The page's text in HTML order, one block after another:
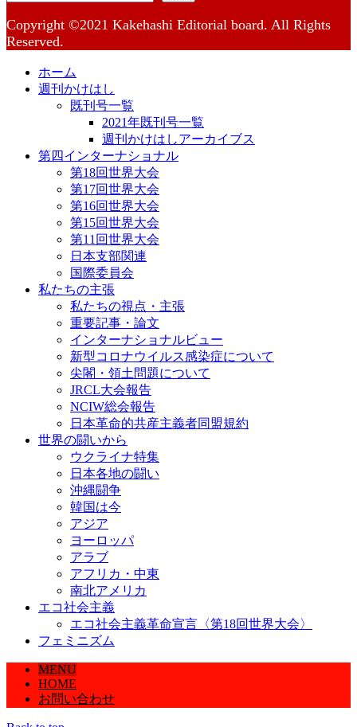
Copyright ©2021 Kakehashi Editorial board. All Rights
Reserved.
ホーム
週刊かけはし
既刊号一覧
2021年既刊号一覧
週刊かけはしアーカイブス
第四インターナショナル
第18回世界大会
第17回世界大会
第16回世界大会
第15回世界大会
第11回世界大会
日本支部関連
国際委員会
私たちの主張
私たちの視点・主張
重要記事・論文
インターナショナルビュー
新型コロナウイルス感染症について
尖閣・領土問題について
JRCL大会報告
NCIW総会報告
日本革命的共産主義者同盟規約
世界の闘いから
ウクライナ特集
日本各地の闘い
沖縄闘争
韓国は今
アジア
ヨーロッパ
アラブ
アフリカ・中東
南北アメリカ
エコ社会主義
エコ社会主義革命宣言〈第18回世界大会〉
フェミニズム
MENU
HOME
お問い合わせ